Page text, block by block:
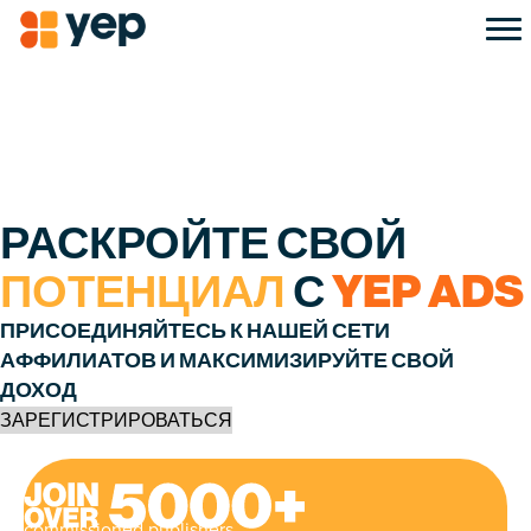
РАСКРОЙТЕ СВОЙ
ПОТЕНЦИАЛСYEP ADS
ПРИСОЕДИНЯЙТЕСЬ К НАШЕЙ СЕТИ
АФФИЛИАТОВ И МАКСИМИЗИРУЙТЕ СВОЙ
ДОХОД
ЗАРЕГИСТРИРОВАТЬСЯ